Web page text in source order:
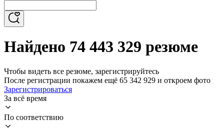
Найдено 74 443 329 резюме
Чтобы видеть все резюме, зарегистрируйтесь
После регистрации покажем ещё 65 342 929 и откроем фото
Зарегистрироваться
За всё время
По соответствию